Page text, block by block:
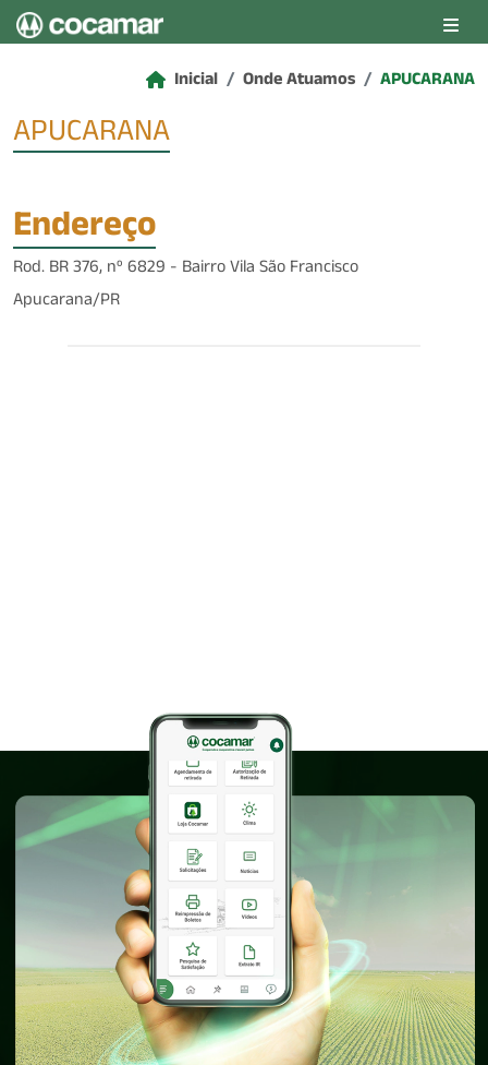
Inicial Onde Atuamos APUCARANA
APUCARANA
Endereço
Rod. BR 376, nº 6829 - Bairro Vila São Francisco
Apucarana/PR